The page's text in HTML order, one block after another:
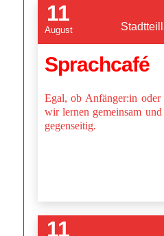
11
August
Sprachcafé
Egal, ob Anfänger:in oder
wir lernen gemeinsam
gegenseitig.
11